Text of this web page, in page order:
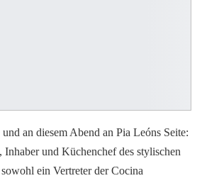
an diesem Abend an Pia Leóns Seite:
und Küchenchef des stylischen
ein Vertreter der Cocina